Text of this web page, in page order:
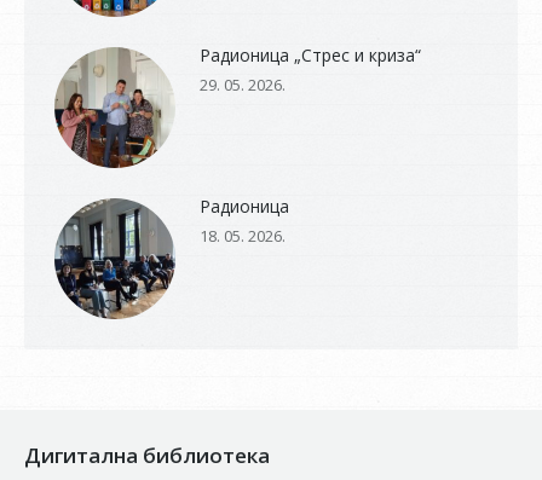
Радионица „Стрес и криза“
29. 05. 2026.
Радионица
18. 05. 2026.
Дигитална библиотека